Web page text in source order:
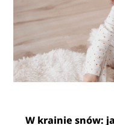
W krainie snów: